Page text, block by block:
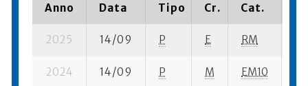
Anno Data Tipo Cr. Cat.
2025 14/09 P E RM
2024 14/09 P M EM10